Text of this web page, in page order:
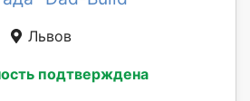
Львов
подтверждена